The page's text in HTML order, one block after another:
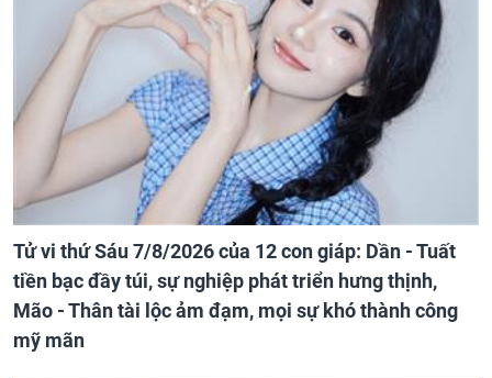
Tử vi thứ Sáu 7/8/2026 của 12 con giáp: Dần - Tuất
tiền bạc đầy túi, sự nghiệp phát triển hưng thịnh,
Mão - Thân tài lộc ảm đạm, mọi sự khó thành công
mỹ mãn